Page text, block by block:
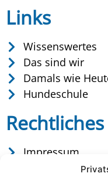
Links
Wissenswertes
Das sind wir
Damals wie
Hundeschule
Rechtliches
Impressum
Datenschutz